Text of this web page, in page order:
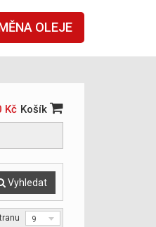
OLEJE
Kč Košík
Vyhledat
9